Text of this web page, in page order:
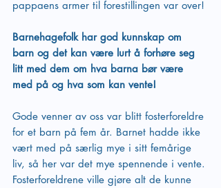
pappaens armer til forestillingen var over!
Barnehagefolk har god kunnskap om
barn og det kan være lurt å forhøre seg
litt med dem om hva barna bør være
med på og hva som kan vente!
Gode venner av oss var blitt fosterforeldre
for et barn på fem år. Barnet hadde ikke
vært med på særlig mye i sitt femårige
liv, så her var det mye spennende i vente.
Fosterforeldrene ville gjøre alt de kunne